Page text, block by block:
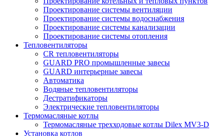
Проектирование системы вентиляции
Проектирование системы водоснабжения
Проектирование системы канализации
Проектирование системы отопления
Тепловентиляторы
CR тепловентиляторы
GUARD PRO промышленные завесы
GUARD интерьерные завесы
Автоматика
Водяные тепловентиляторы
Дестратификаторы
Электрические тепловентиляторы
Термомасляные котлы
Термомасляные трехходовые котлы Dilex MV3-D
Установка котлов